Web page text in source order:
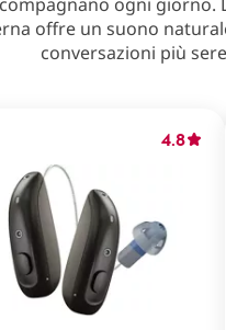
offre un suono
conversazioni più
4.8